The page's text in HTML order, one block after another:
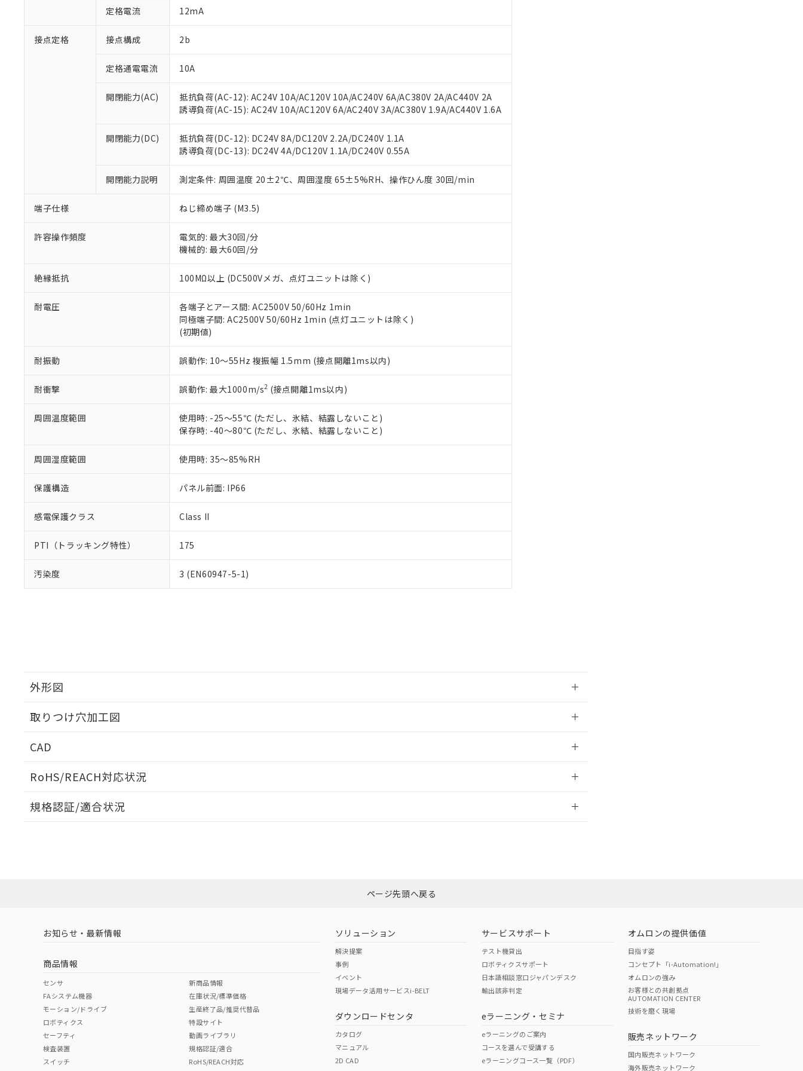
定格電流 12mA
接点定格 接点構成 2b
定格通電電流 10A
開閉能力(AC)
抵抗負荷(AC-12): AC24V 10A/AC120V 10A/AC240V 6A/AC380V 2A/AC440V 2A
誘導負荷(AC-15): AC24V 10A/AC120V 6A/AC240V 3A/AC380V 1.9A/AC440V 1.6A
開閉能力(DC)
抵抗負荷(DC-12): DC24V 8A/DC120V 2.2A/DC240V 1.1A
誘導負荷(DC-13): DC24V 4A/DC120V 1.1A/DC240V 0.55A
開閉能力説明 測定条件: 周囲温度 20±2℃、周囲湿度 65±5%RH、操作ひん度 30回/min
端子仕様 ねじ締め端子 (M3.5)
許容操作頻度
電気的: 最大30回/分
機械的: 最大60回/分
絶縁抵抗 100MΩ以上 (DC500Vメガ、点灯ユニットは除く)
耐電圧
各端子とアース間: AC2500V 50/60Hz 1min
同極端子間: AC2500V 50/60Hz 1min (点灯ユニットは除く)
(初期値)
耐振動 誤動作: 10～55Hz 複振幅 1.5mm (接点開離1ms以内)
耐衝撃 誤動作: 最大1000m/s2 (接点開離1ms以内)
周囲温度範囲
使用時: -25～55℃ (ただし、氷結、結露しないこと)
保存時: -40～80℃ (ただし、氷結、結露しないこと)
周囲湿度範囲 使用時: 35～85%RH
保護構造 パネル前面: IP66
感電保護クラス Class II
PTI（トラッキング特性） 175
汚染度 3 (EN60947-5-1)
外形図
取りつけ穴加工図
CAD
RoHS/REACH対応状況
EU RoHS 注意事項・凡例
ダウンロードはこちら
中国 RoHS 注意事項・凡例
中国 RoHS表
Pb Hg Cr(VI)
O O
規格認証/適合状況
い。
正式な納期状況および標準価格はお客様のお取引先、またはお客様担当のオムロン制御機器販売店・
当社販売員にご相談ください。
オムロン制御機器販売店や当社販売拠点は「販売ネットワーク
」をご確認ください。
在庫状況および標準価格結果を当社の事前の承諾なく第三者に漏洩または開示しないようお願いしま
す。
マイパーツ機能（部品リスト作成サービス）をご利用いただくには、I-Webメンバーズにご登録され
お客様が当ウェブサイト上で当社にご登録された部品リストについて、当社および当社の共同利用者
が、当社の製品・サービスに関するお客様との取引・商談に必要な範囲で利用することをご了承くだ
さい。
※当社の共同利用者とは、"個人情報の共同利用に関して"
の「1.共同利用者の範囲」に記載されて
いる法人を指します。
但し、RoHS指令で産業用監視および制御機器に対する適用除外項目は除く。
※2 対応予定月
部品在庫の切り替え状況などにより、予定月が前後することがあります。
※3 非含有証明書ダウンロード
下記の非含有証明書をダウンロードすることができます。
EU RoHS指令（10物質）の非含有証明書
51物質の非含有証明書（当社基準）
※本証明書は発行日時点で非含有を証明するもので、過去に遡って非含有を証明するものではありません。
また、RoHS指令のフタル酸エステル類４物質の対応では、対応完了までの期間は出荷製品に未対応品が
混在することから備考欄に対応日を記載しておりました。
り割愛しております。
「○」：最大均質材料含有率が中国RoHSの基準値以下であることを示します。
「×」：最大均質材料含有率が中国RoHSの基準値を超えていることを示します。
*中国RoHS10物質の基準値 (GB/T26572)：
Pb(鉛) :1000ppm、 Hg(水銀) : 1000ppm、 Cd(カドミウム) : 100ppm、
Cr(Ⅵ)(六価クロム) : 1000ppm、 PBBs(ポリ臭化ビフェニル類) : 1000ppm、 PBDEs(ポリ臭化ジフェニルエーテル類) : 1000ppm、
DBP(フタル酸ジブチル) : 1000ppm、 DIBP(フタル酸ジイソブチル) : 1000ppm、 BBP(フタル酸ブチルベンジル) : 1000ppm、
DEHP(フタル酸ビス(2-エチルヘキシル)) : 1000ppm
※2 環境保護使用期限
「ｅ」：有害物質（10物質）のすべてが基準値以下であることを示します。
「10」：通常の使用状況下において有害物質が外部に漏えいし、環境に深刻な影響を及ぼさない年数を意
味します。
当社は、これら貴社製品のうち、外国為替および外国貿易法に定める商品（以下｢規制貨物等」とい
当社は貴社製品を、核兵器、ミサイル、化学兵器、生物兵器またはその他武器並びにこれらの製造装
置等に一切使用いたしません。
当社は、貴社製品を第三者に販売する場合は、上記1、2および3の内容を当該第三者に通知します。
また当社は、販売先および販売に係わる関係者が違法に輸出するおそれがある場合は、取り引きをい
たしません。
号
○ 一定数以上の在庫あり
△ 一定数には満たないが在庫あり
－
在庫なし(最新の在庫状況については、お客様のお取引先、またはお客様担当のオムロン制御
機器販売店・当社販売員にご確認ください)
空
白
受注生産機種、また在庫状況の情報を公開していない機種
ページ先頭へ戻る
お知らせ・最新情報
商品情報
センサ
FAシステム機器
モーション/ドライブ
ロボティクス
セーフティ
検査装置
スイッチ
新商品情報
在庫状況/標準価格
生産終了品/推奨代替品
特設サイト
動画ライブラリ
規格認証/適合
RoHS/REACH対応
ソリューション
解決提案
事例
イベント
現場データ活用サービスi-BELT
ダウンロードセンタ
カタログ
マニュアル
2D CAD
サービスサポート
テスト機貸出
ロボティクスサポート
日本語相談窓口ジャパンデスク
輸出該非判定
eラーニング・セミナ
eラーニングのご案内
コースを選んで受講する
eラーニングコース一覧（PDF）
オムロンの提供価値
目指す姿
コンセプト「i-Automation!」
オムロンの強み
お客様との共創拠点
AUTOMATION CENTER
技術を磨く現場
販売ネットワーク
国内販売ネットワーク
海外販売ネットワーク